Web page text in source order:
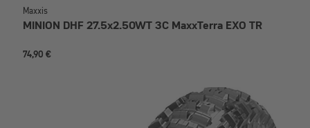
Maxxis
MINION DHF 27.5x2.50WT 3C MaxxTerra EXO TR
74,90 €